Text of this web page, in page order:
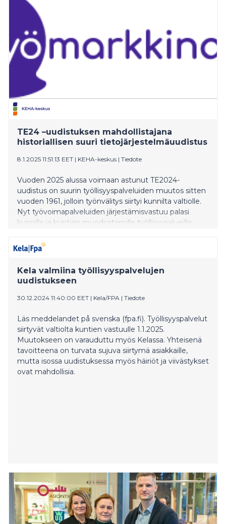
henkilöstövähennyksiä.
TE24 –uudistuksen mahdollistajana
historiallisen suuri tietojärjestelmäuudistus
8.1.2025 11:51:13 EET | KEHA-keskus | Tiedote
Vuoden 2025 alussa voimaan astunut TE2024-
uudistus on suurin työllisyyspalveluiden muutos sitten
vuoden 1961, jolloin työnvälitys siirtyi kunnilta valtiolle.
Nyt työvoimapalveluiden järjestämisvastuu palasi
kunnille ja kuntien muodostamille työllisyysalueille
Kela valmiina työllisyyspalvelujen
uudistukseen
30.12.2024 11:40:00 EET | Kela/FPA | Tiedote
Läs meddelandet på svenska (fpa.fi). Työllisyyspalvelut
siirtyvät valtiolta kuntien vastuulle 1.1.2025.
Muutokseen on varauduttu myös Kelassa. Yhteisenä
tavoitteena on turvata sujuva siirtymä asiakkaille,
mutta isossa uudistuksessa myös häiriöt ja viivästykset
ovat mahdollisia.